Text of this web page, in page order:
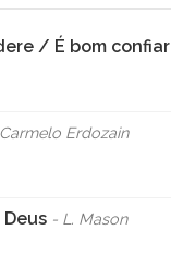
/ É bom confiar
Erdozain
Deus - L. Mason